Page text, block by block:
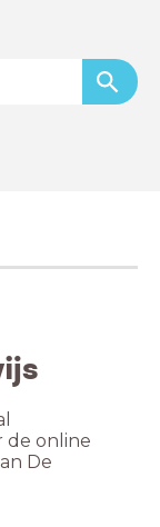
de online
De